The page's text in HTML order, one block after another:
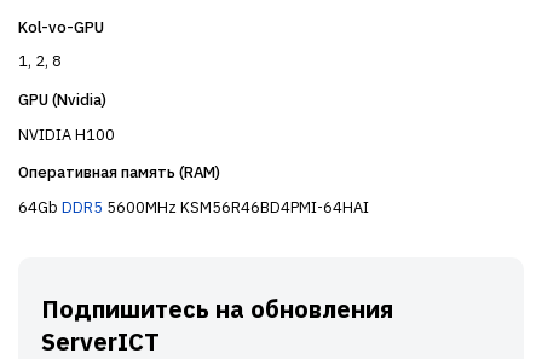
Kol-vo-GPU
1, 2, 8
GPU (Nvidia)
NVIDIA H100
Оперативная память (RAM)
64Gb DDR5 5600MHz KSM56R46BD4PMI-64HAI
Подпишитесь на обновления
ServerICT